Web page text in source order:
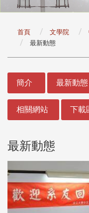
首頁 文學院
最新動態
簡介 最新動態
相關網站 下載
最新動態